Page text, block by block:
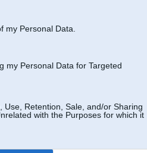
my Personal Data.
my Personal Data for Targeted
Use, Retention, Sale, and/or Sharing
with the Purposes for which it
19:34
01-03 19:33, Vadik rakstīja:
osnovani vashi stol raduznie plani?